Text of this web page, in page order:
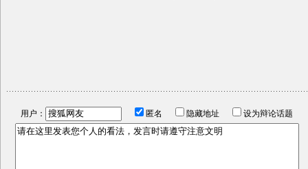
用户： 匿名 隐藏地址 设为辩论话题